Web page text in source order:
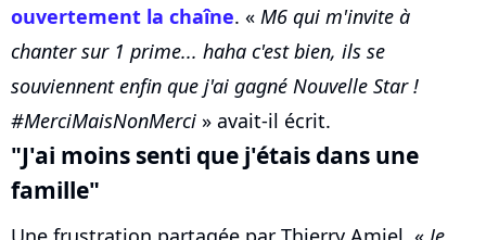
ouvertement la chaîne. « M6 qui m'invite à
chanter sur 1 prime... haha c'est bien, ils se
souviennent enfin que j'ai gagné Nouvelle Star !
#MerciMaisNonMerci » avait-il écrit.
"J'ai moins senti que j'étais dans une
famille"